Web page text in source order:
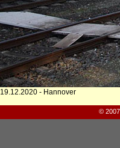
19.12.2020 - Hannover
©